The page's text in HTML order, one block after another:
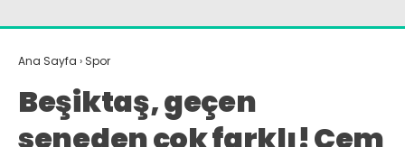
Ana Sayfa › Spor
Beşiktaş, geçen
seneden çok farklı! Cem